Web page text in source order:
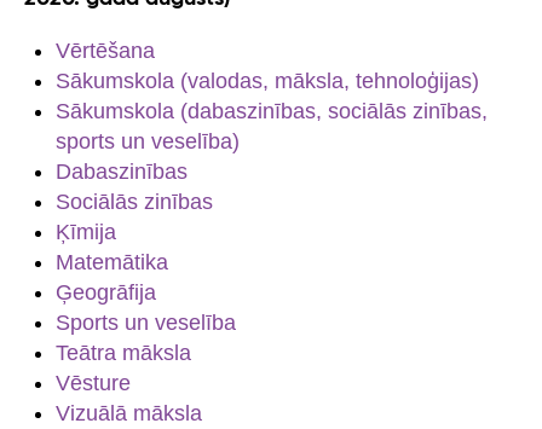
Vērtēšana
Sākumskola (valodas, māksla, tehnoloģijas)
Sākumskola (dabaszinības, sociālās zinības,
sports un veselība)
Dabaszinības
Sociālās zinības
Ķīmija
Matemātika
Ģeogrāfija
Sports un veselība
Teātra māksla
Vēsture
Vizuālā māksla